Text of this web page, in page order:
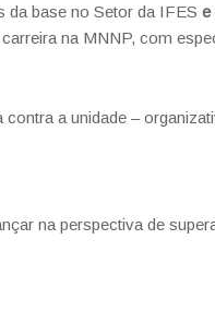
da base no Setor da IFES e
na MNNP, com
a unidade –
na perspectiva de